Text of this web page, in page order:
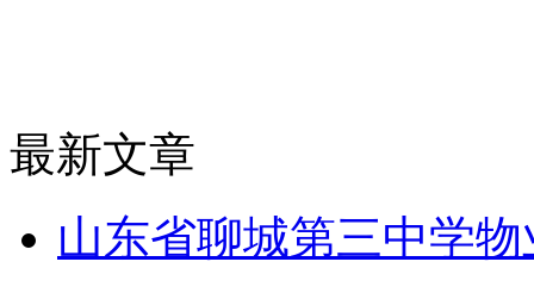
最新文章
山东省聊城第三中学